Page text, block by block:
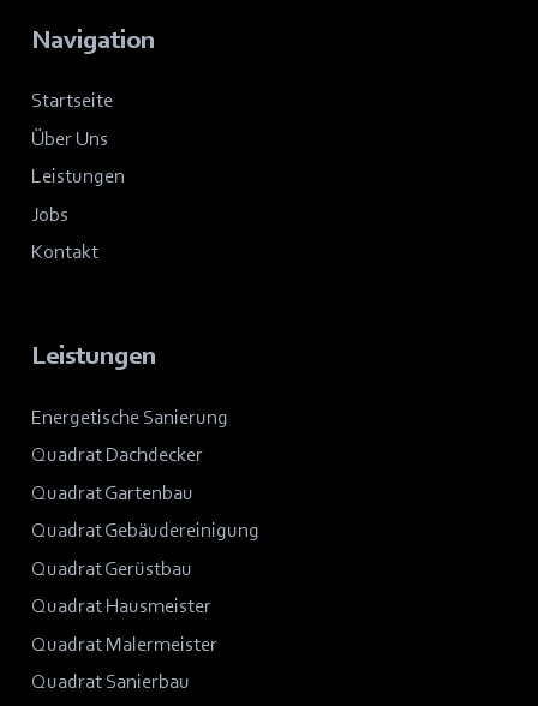
Navigation
Startseite
Über Uns
Leistungen
Jobs
Kontakt
Leistungen
Energetische Sanierung
Quadrat Dachdecker
Quadrat Gartenbau
Quadrat Gebäudereinigung
Quadrat Gerüstbau
Quadrat Hausmeister
Quadrat Malermeister
Quadrat Sanierbau